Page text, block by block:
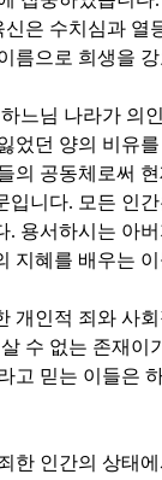
신은 수치심과 열
름으로 희생을
느님 나라가 의
었던 양의 비유
의 공동체로써
입니다. 모든 인
. 용서하시는 아
지혜를 배우는
개인적 죄와 사
수 없는 존재이
고 믿는 이들은
한 인간의 상태